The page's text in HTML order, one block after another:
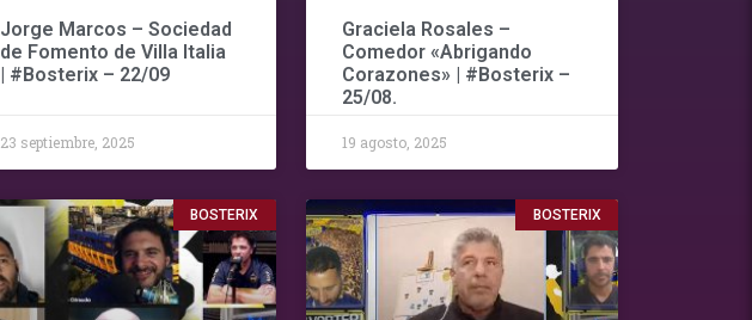
Jorge Marcos – Sociedad
de Fomento de Villa Italia
| #Bosterix – 22/09
23 septiembre, 2025
Graciela Rosales –
Comedor «Abrigando
Corazones» | #Bosterix –
25/08.
19 agosto, 2025
BOSTERIX BOSTERIX